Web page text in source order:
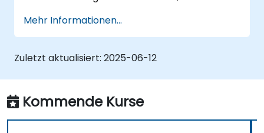
Vereinbarung.
Mehr Informationen...
Zuletzt aktualisiert: 2025-06-12
Kommende Kurse